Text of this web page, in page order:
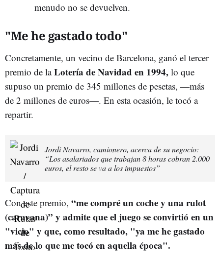
menudo no se devuelven.
"Me he gastado todo"
Concretamente, un vecino de Barcelona, ganó el tercer
premio de laLotería de Navidad en 1994, lo que
supuso un premio de 345 millones de pesetas, —más
de 2 millones de euros—. En esta ocasión, le tocó a
repartir.
Jordi Navarro, camionero, acerca de su negocio:
“Los asalariados que trabajan 8 horas cobran 2.000
euros, el resto se va a los impuestos”
Con este premio, “me compré un coche y una rulot
(caravana)” y admite que el juego se convirtió en un
"vicio" y que, como resultado, "ya me he gastado
más de lo que me tocó en aquella época".